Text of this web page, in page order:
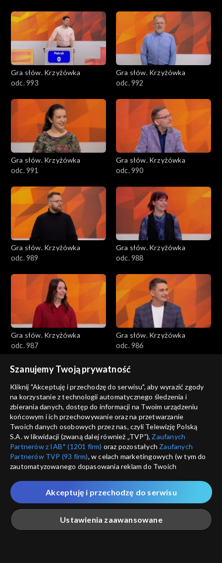
Gra słów. Krzyżówka
odc. 993
Gra słów. Krzyżówka
odc. 992
Gra słów. Krzyżówka
odc. 991
Gra słów. Krzyżówka
odc. 990
Gra słów. Krzyżówka
odc. 989
Gra słów. Krzyżówka
odc. 988
Gra słów. Krzyżówka
odc. 987
Gra słów. Krzyżówka
odc. 986
Gra słów. Krzyżówka
odc. 985
Gra słów. Krzyżówka
odc. 984
Gra słów. Krzyżówka
odc. 983
Gra słów. Krzyżówka
odc. 982
Szanujemy Twoją prywatność
Kliknij "Akceptuję i przechodzę do serwisu", aby wyrazić zgody
na korzystanie z technologii automatycznego śledzenia i
zbierania danych, dostęp do informacji na Twoim urządzeniu
końcowym i ich przechowywanie oraz na przetwarzanie
Twoich danych osobowych przez nas, czyli Telewizję Polską
S.A. w likwidacji (zwaną dalej również „TVP”), Zaufanych
Partnerów z IAB* (1201 firm) oraz pozostałych Zaufanych
Partnerów TVP (93 firm), w celach marketingowych (w tym do
zautomatyzowanego dopasowania reklam do Twoich
które wskazujemy poniżej, a także zgody na udostępnianie
przez nas identyfikatora PPID do Google.
Twoje dane osobowe zbierane podczas odwiedzania przez
Ciebie naszych
poszczególnych serwisówzwanych dalej
„Portalem”, w tym informacje zapisywane za pomocą
Ustawienia zaawansowane
Akceptuję i przechodzę do serwisu